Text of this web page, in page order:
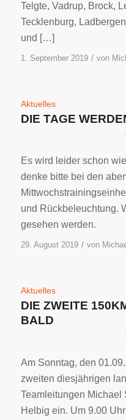
Telgte, Vadrup, Brock,
Tecklenburg,
und […]
1. September 2019 / von
Aktuelles
DIE TAGE
Es wird leider schon
denke bitte bei den
und Rückbeleuchtung.
gesehen werden.
29. August 2019 / von
Aktuelles
DIE ZWEITE
BALD
Am Sonntag, den
zweiten diesjährigen
Teamleitungen Michael
Helbig ein. Um 9.00